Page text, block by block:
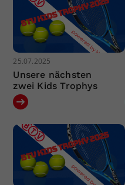
25.07.2025
Unsere nächsten
zwei Kids Trophys